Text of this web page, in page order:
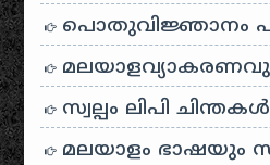
പൊതുവിജ്ഞാനം
സ്വല്പം ലിപി
മലയാളം ഭാഷയും